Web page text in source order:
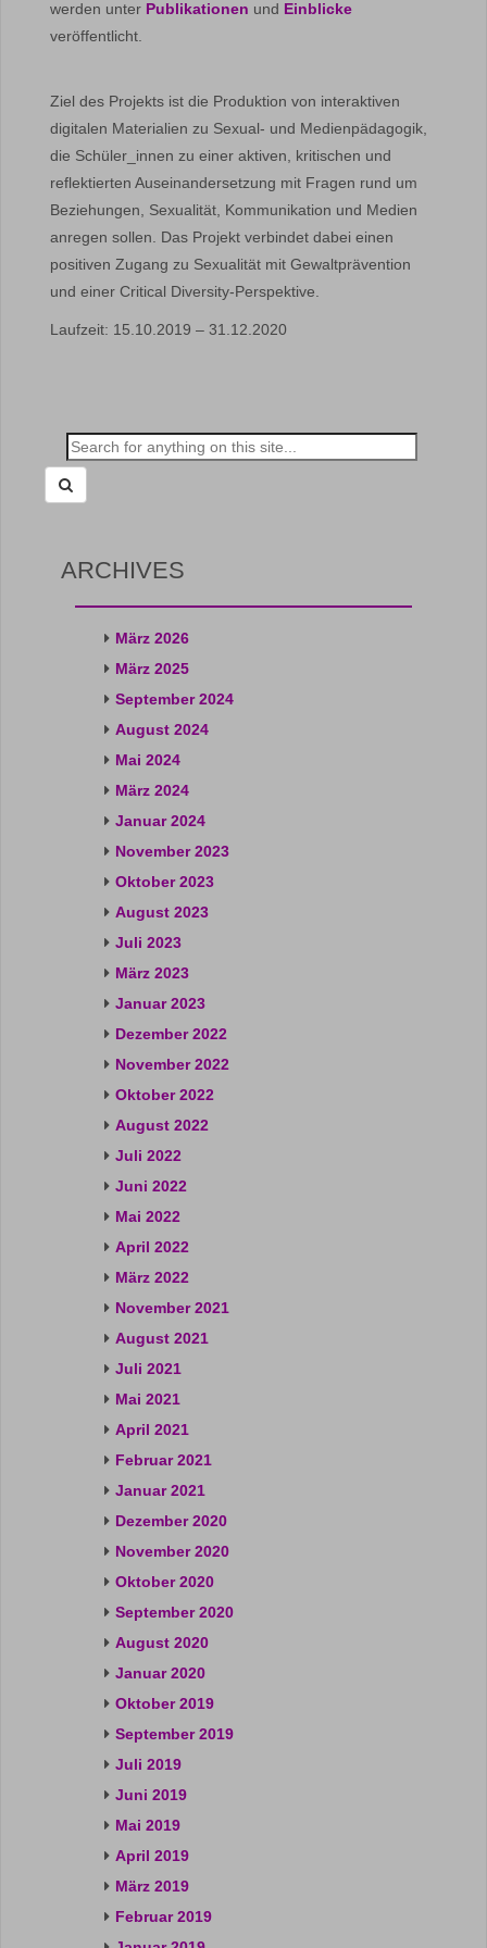
werden unter Publikationen und Einblicke
veröffentlicht.
Ziel des Projekts ist die Produktion von interaktiven
digitalen Materialien zu Sexual- und Medienpädagogik,
die Schüler_innen zu einer aktiven, kritischen und
reflektierten Auseinandersetzung mit Fragen rund um
Beziehungen, Sexualität, Kommunikation und Medien
anregen sollen. Das Projekt verbindet dabei einen
positiven Zugang zu Sexualität mit Gewaltprävention
und einer Critical Diversity-Perspektive.
Laufzeit: 15.10.2019 – 31.12.2020
Search
for:
ARCHIVES
März 2026
März 2025
September 2024
August 2024
Mai 2024
März 2024
Januar 2024
November 2023
Oktober 2023
August 2023
Juli 2023
März 2023
Januar 2023
Dezember 2022
November 2022
Oktober 2022
August 2022
Juli 2022
Juni 2022
Mai 2022
April 2022
März 2022
November 2021
August 2021
Juli 2021
Mai 2021
April 2021
Februar 2021
Januar 2021
Dezember 2020
November 2020
Oktober 2020
September 2020
August 2020
Januar 2020
Oktober 2019
September 2019
Juli 2019
Juni 2019
Mai 2019
April 2019
März 2019
Februar 2019